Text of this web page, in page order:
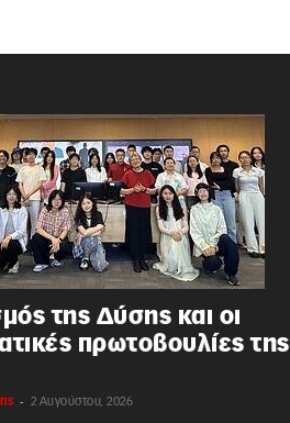
της Δύσης και οι
πρωτοβουλίες της
- 2 Αυγούστου, 2026